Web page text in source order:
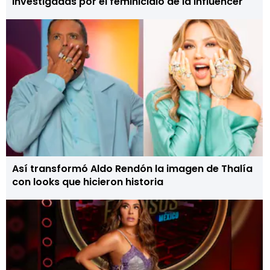
Así transformó Aldo Rendón la imagen de Thalía
con looks que hicieron historia